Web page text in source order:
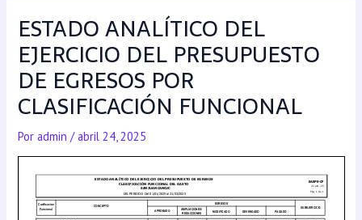
ESTADO ANALÍTICO DEL
EJERCICIO DEL PRESUPUESTO
DE EGRESOS POR
CLASIFICACIÓN FUNCIONAL
Poradmin/abril 24, 2025